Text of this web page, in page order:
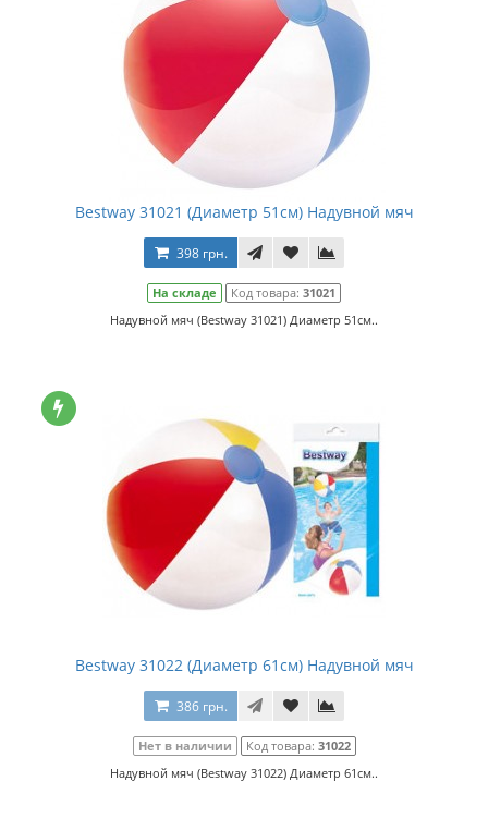
Bestway 31021 (Диаметр 51см) Надувной мяч
398 грн.
На складе Код товара: 31021
Надувной мяч (Bestway 31021) Диаметр 51см..
Bestway 31022 (Диаметр 61см) Надувной мяч
386 грн.
Нет в наличии Код товара: 31022
Надувной мяч (Bestway 31022) Диаметр 61см..